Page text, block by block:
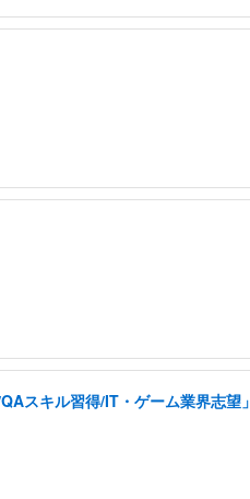
スキル習得/IT・ゲーム業界志望」